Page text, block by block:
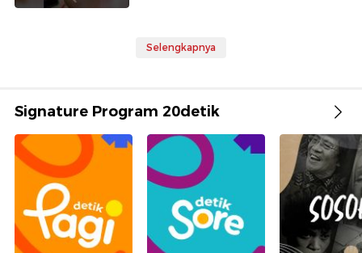
Selengkapnya
Signature Program 20detik